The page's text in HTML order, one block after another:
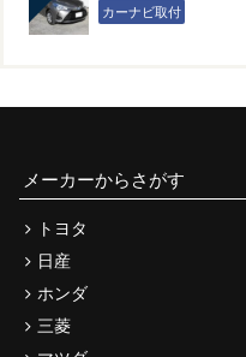
カーナビ取付
メーカーからさがす
トヨタ
日産
ホンダ
三菱